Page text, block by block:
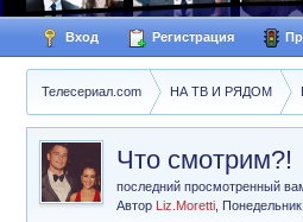
Вход Регистрация
Телесериал.com НА ТВ И РЯДОМ
Что смотрим?!
последний просмотренный
Автор Liz.Moretti